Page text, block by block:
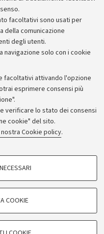
facoltativi sono usati per
della comunicazione
degli utenti.
navigazione solo con i cookie
facoltativi attivando l'opzione
esprimere consensi più
verificare lo stato dei consensi
cookie" del sito.
Cookie policy.
COOKIE
concorsi
trasparente
e accessibilità
legali
Cookie
- Università di